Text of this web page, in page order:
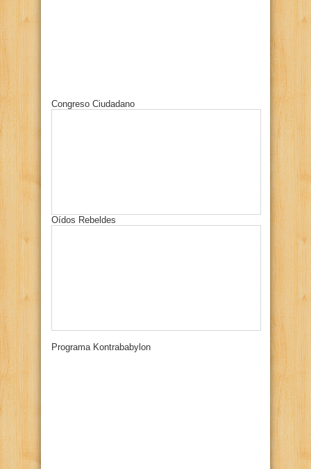
Congreso Ciudadano
Oídos Rebeldes
Programa Kontrababylon